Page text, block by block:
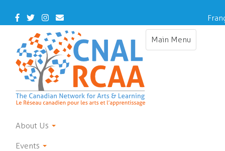
main
Facebook
TwitterInstagram
Contact
Us
Main Menu
Toggle
About Us
Events